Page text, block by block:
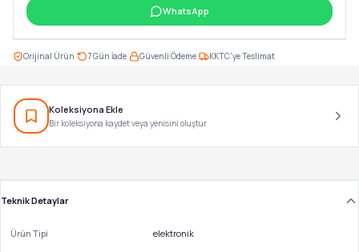
WhatsApp
Orijinal Ürün 7 Gün İade Güvenli Ödeme KKTC'ye Teslimat
Koleksiyona Ekle
Bir koleksiyona kaydet veya yenisini oluştur
Teknik Detaylar
Ürün Tipi elektronik